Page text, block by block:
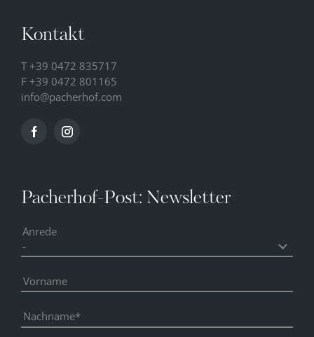
Kontakt
T +39 0472 835717
F +39 0472 801165
info@pacherhof.com
Pacherhof-Post: Newsletter
Anrede
Vorname
Nachname